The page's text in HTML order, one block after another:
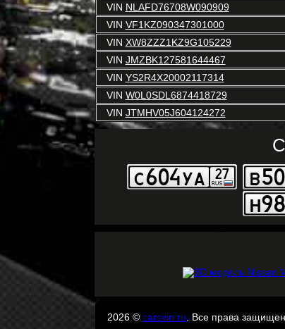
VIN NLAFD76708W090909
VIN VF1KZ090347301000
VIN XW8ZZZ1KZ9G105229
VIN JMZBK127581644467
VIN YS2R4X20002117314
VIN W0L0SDL6874418729
VIN JTMHV05J604124272
2026 © carsvin.ru . Все права